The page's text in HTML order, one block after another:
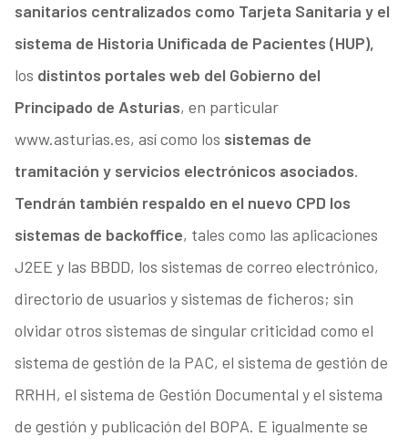
sanitarios centralizados como Tarjeta Sanitaria y el
sistema de Historia Unificada de Pacientes (HUP),
los distintos portales web del Gobierno del
Principado de Asturias, en particular
www.asturias.es, así como los sistemas de
tramitación y servicios electrónicos asociados.
Tendrán también respaldo en el nuevo CPD los
sistemas de backoffice, tales como las aplicaciones
J2EE y las BBDD, los sistemas de correo electrónico,
directorio de usuarios y sistemas de ficheros; sin
olvidar otros sistemas de singular criticidad como el
sistema de gestión de la PAC, el sistema de gestión de
RRHH, el sistema de Gestión Documental y el sistema
de gestión y publicación del BOPA. E igualmente se